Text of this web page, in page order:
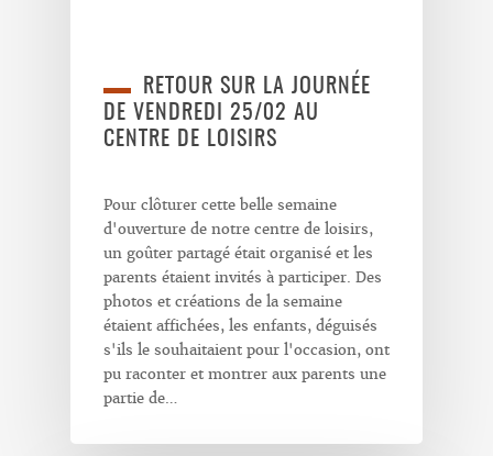
RETOUR SUR LA JOURNÉE
DE VENDREDI 25/02 AU
CENTRE DE LOISIRS
Pour clôturer cette belle semaine
d'ouverture de notre centre de loisirs,
un goûter partagé était organisé et les
parents étaient invités à participer. Des
photos et créations de la semaine
étaient affichées, les enfants, déguisés
s'ils le souhaitaient pour l'occasion, ont
pu raconter et montrer aux parents une
partie de…